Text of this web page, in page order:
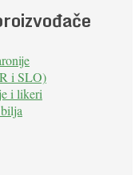
i SLO)
i likeri